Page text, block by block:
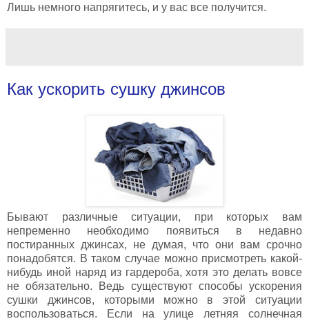
Лишь немного напрягитесь, и у вас все получится.
Как ускорить сушку джинсов
Бывают различные ситуации, при которых вам
непременно необходимо появиться в недавно
постиранных джинсах, не думая, что они вам срочно
понадобятся. В таком случае можно присмотреть какой-
нибудь иной наряд из гардероба, хотя это делать вовсе
не обязательно. Ведь существуют способы ускорения
сушки джинсов, которыми можно в этой ситуации
воспользоваться. Если на улице летняя солнечная